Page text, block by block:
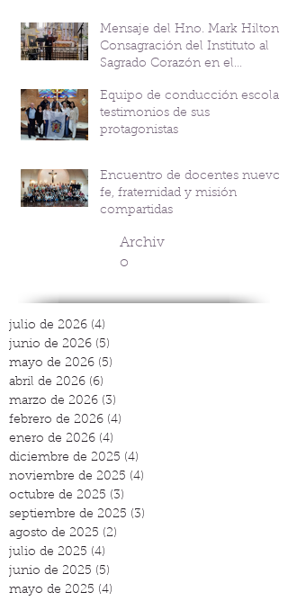
Mensaje del Hno. Mark Hilton y
Consagración del Instituto al
Sagrado Corazón en el
Coindre
Equipo de conducción escolar:
testimonios de sus
protagonistas
Encuentro de docentes nuevos:
fe, fraternidad y misión
compartidas
Archiv
o
julio de 2026 (4)
junio de 2026 (5)
mayo de 2026 (5)
abril de 2026 (6)
marzo de 2026 (3)
febrero de 2026 (4)
enero de 2026 (4)
diciembre de 2025 (4)
noviembre de 2025 (4)
octubre de 2025 (3)
septiembre de 2025 (3)
agosto de 2025 (2)
julio de 2025 (4)
junio de 2025 (5)
mayo de 2025 (4)